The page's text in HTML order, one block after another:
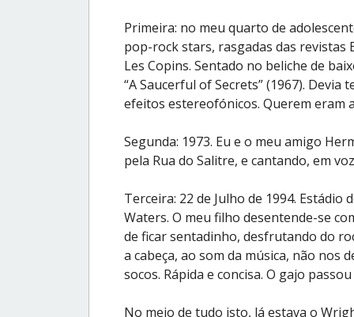
Primeira: no meu quarto de
pop-rock stars, rasgadas das revistas
Les Copins. Sentado no beliche de
“A Saucerful of Secrets” (1967).
efeitos estereofónicos. Querem eram
Segunda: 1973. Eu e o meu amigo
pela Rua do Salitre, e cantando, em
Terceira: 22 de Julho de 1994. Estádio
Waters. O meu filho desentende-se
de ficar sentadinho, desfrutando do
a cabeça, ao som da música, não nos
socos. Rápida e concisa. O gajo
No meio de tudo isto, lá estava o